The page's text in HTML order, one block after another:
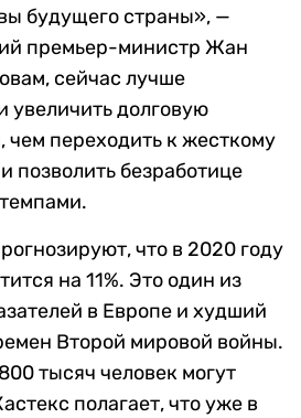
будущего страны», —
премьер-министр Жан
сейчас лучше
увеличить долговую
чем переходить к жесткому
позволить безработице
что в 2020 году
на 11%. Это один из
в Европе и худший
Второй мировой войны.
тысяч человек могут
полагает, что уже в